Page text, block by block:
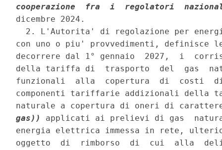
cooperazione  fra  i  regolatori
dicembre 2024.
2. L'Autorita' di regolazione per
con uno o piu' provvedimenti,
decorrere dal 1° gennaio  2027,  i
della tariffa di  trasporto  del  gas
funzionali  alla  copertura  di  costi
componenti tariffarie addizionali della
naturale a copertura di oneri di
gas))
applicati ai prelievi di gas
energia elettrica immessa in rete,
oggetto  di  rimborso  di  cui  alla